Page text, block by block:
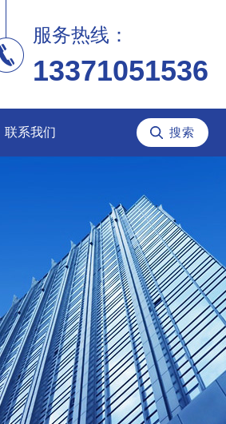
服务热线：
13371051536
联系我们